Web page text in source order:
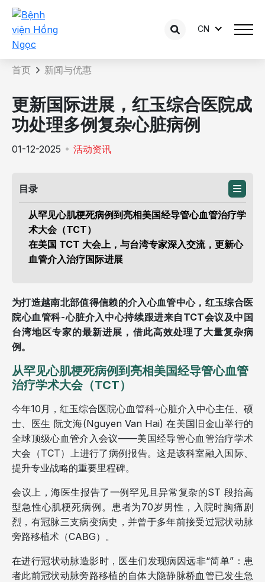
CN
新闻详情
首页 新闻与优惠
更新国际进展，红玉综合医院成
功处理多例复杂心脏病例
01-12-2025 活动资讯
目录
从罕见心肌梗死病例到亮相美国经导管心血管治疗学
术大会（TCT）
在美国 TCT 大会上，与台湾专家深入交流，更新心
血管介入治疗国际进展
为打造越南北部值得信赖的介入心血管中心，红玉综合医
院心血管科-心脏介入中心持续跟进来自TCT会议及中国
台湾地区专家的最新进展，借此高效处理了大量复杂病
例。
从罕见心肌梗死病例到亮相美国经导管心血管
治疗学术大会（TCT）
今年10月，红玉综合医院心血管科-心脏介入中心主任、硕
士、医生 阮文海(Nguyen Van Hai) 在美国旧金山举行的
全球顶级心血管介入会议——美国经导管心血管治疗学术
大会（TCT）上进行了病例报告。这是该科室融入国际、
提升专业战略的重要里程碑。
会议上，海医生报告了一例罕见且异常复杂的ST 段抬高
型急性心肌梗死病例。患者为70岁男性，入院时胸痛剧
烈，有冠脉三支病变病史，并曾于多年前接受过冠状动脉
旁路移植术（CABG）。
在进行冠状动脉造影时，医生们发现病因远非“简单”：患
者此前冠状动脉旁路移植的自体大隐静脉桥血管已发生急